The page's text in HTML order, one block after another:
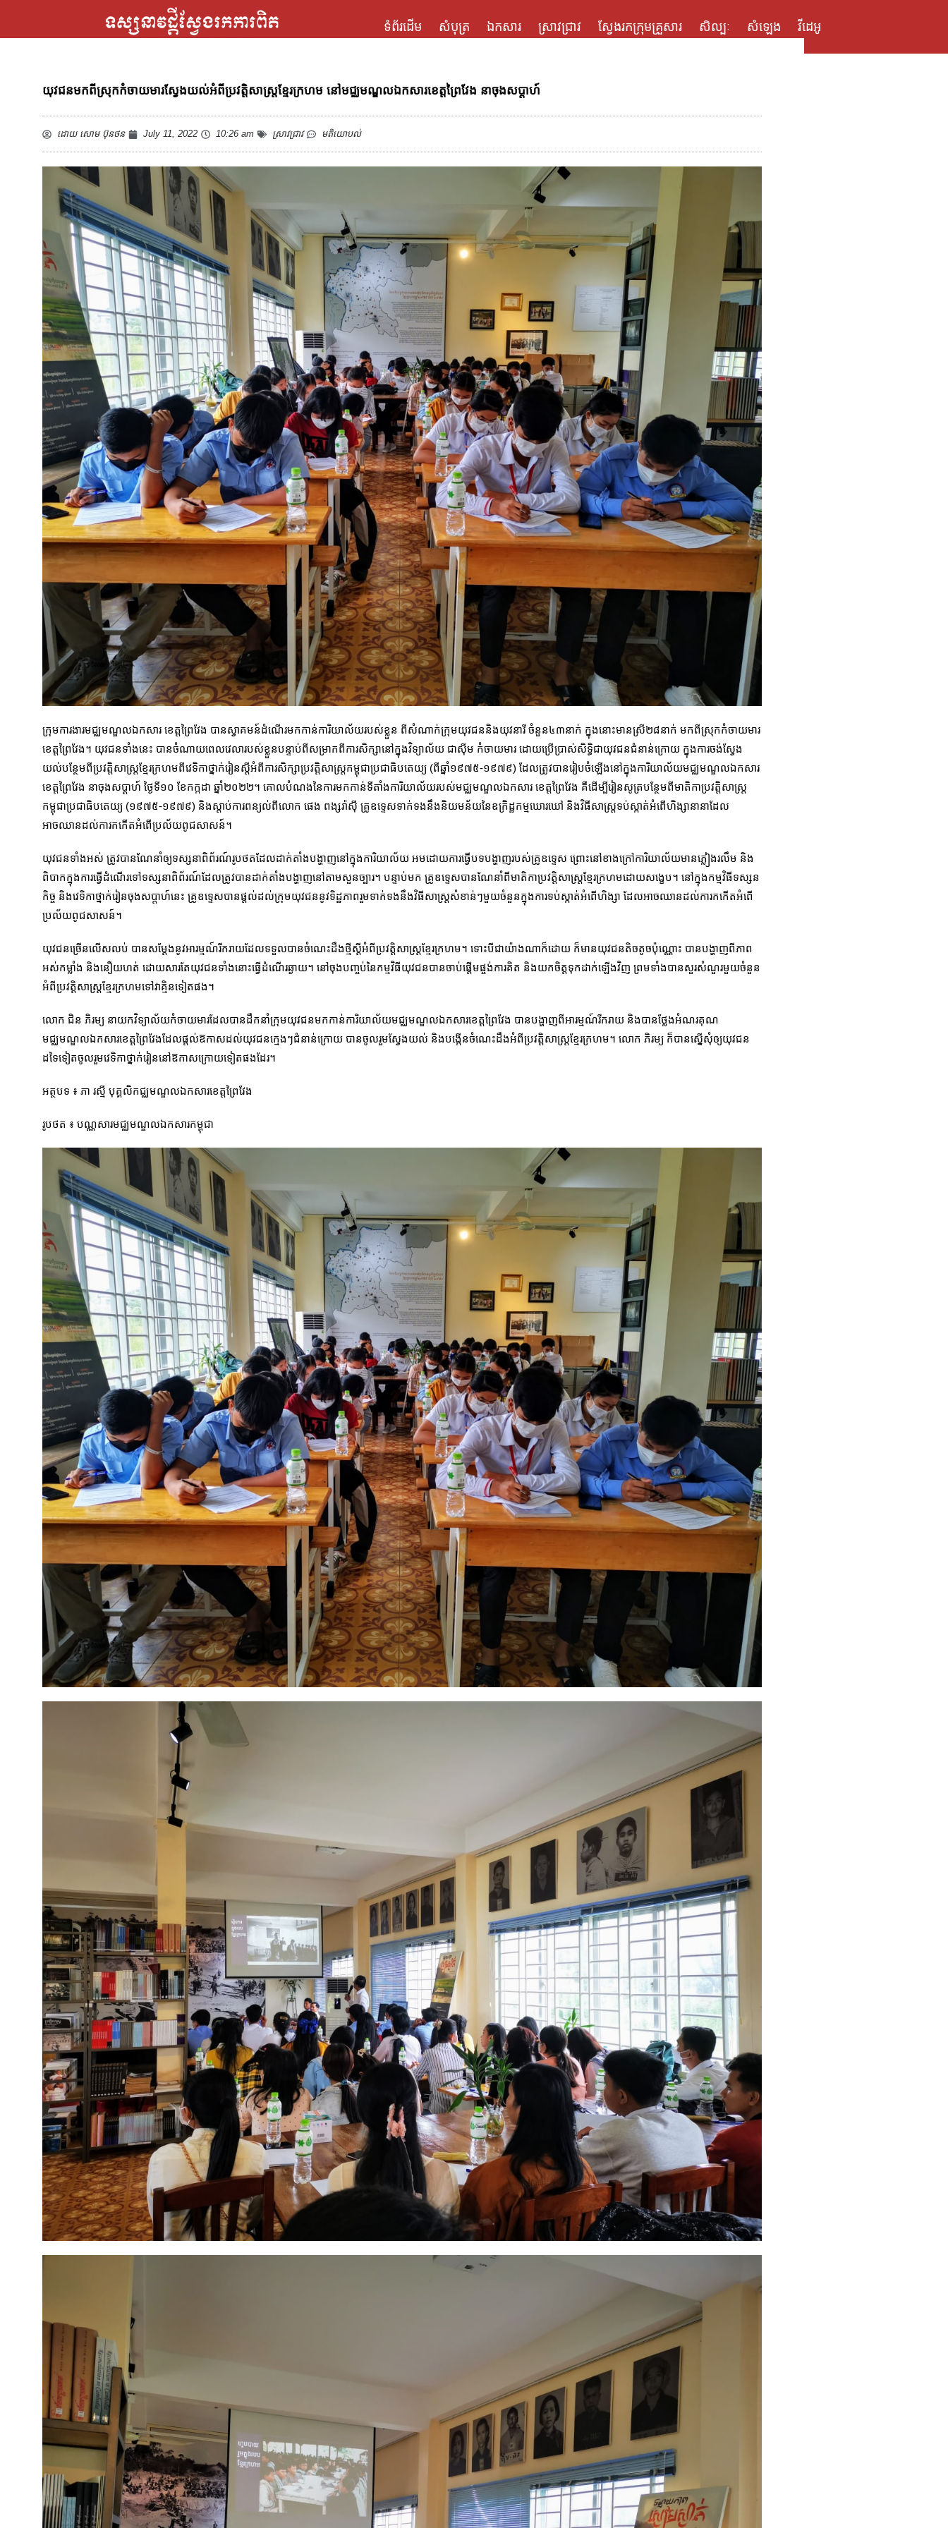
ទំព័រដើម សំបុត្រ ឯកសារ ស្រាវជ្រាវ ស្វែងរកក្រុមគ្រួសារ សិល្បៈ សំឡេង វីដេអូ
យុវជនមកពីស្រុកកំចាយមារស្វែងយល់អំពីប្រវត្តិសាស្ត្រខ្មែរក្រហម នៅមជ្ឈមណ្ឌលឯកសារខេត្តព្រៃវែង នាចុងសប្តាហ៍
ដោយសោម ប៊ុនថន July 11, 2022 10:26 am ស្រាវជ្រាវ មតិយោបល់
ក្រុមការងារមជ្ឈមណ្ឌលឯកសារ ខេត្តព្រៃវែង បានស្វាគមន៍ដំណើរមកកាន់ការិយា​ល័យរបស់ខ្លួន ពីសំណាក់ក្រុមយុវជននិងយុវនារី ចំនួន៤៣នាក់ ក្នុងនោះមានស្រី២៨នាក់ មកពីស្រុកកំចាយមារ
ខេត្តព្រៃវែង។ យុវ​ជនទាំងនេះ បានចំណាយពេលវេលារបស់ខ្លួនបន្ទាប់ពីសម្រាកពីការសិក្សានៅក្នុងវិទ្យាល័យ ជាស៊ីម កំចាយមារ ដោយប្រើប្រាស់សិទ្ធិជាយុវជនជំនាន់ក្រោយ ក្នុងការចង់ស្វែង
យល់បន្ថែមពីប្រវត្តិសាស្ត្រខ្មែរក្រហម​ពីវេទិកាថ្នាក់រៀនស្តីអំពីការសិក្សាប្រវត្តិសាស្ត្រកម្ពុជាប្រជាធិបតេយ្យ (ពីឆ្នាំ១៩៧៥-១៩៧៩) ដែលត្រូវបានរៀបចំឡើង​នៅក្នុងការិយាល័យមជ្ឈ​មណ្ឌល​ឯកសារ
ខេត្តព្រៃវែង នាចុងសប្តាហ៍ ថ្ងៃទី១០ ខែកក្កដា ឆ្នាំ២០២២​។ គោលបំណងនៃការមកកាន់ទីតាំងការិយាល័យរបស់មជ្ឈមណ្ឌលឯកសារ ខេត្តព្រៃវែង គឺដើម្បីរៀនសូត្របន្ថែមពីមាតិកាប្រវត្តិសាស្ត្រ
កម្ពុជាប្រជាធិបតេយ្យ (១៩៧៥-១៩៧៩) និងស្តាប់ការពន្យល់ពីលោក ផេង ពង្ស​រ៉ាស៊ី គ្រូឧទ្ទេសទាក់ទងនឹងនិយមន័យនៃឧក្រិដ្ឋកម្មឃោរឃៅ និងវិធីសាស្ត្រទប់ស្កាត់អំពើហិង្សានានាដែល
យុវជនទាំងអស់ ត្រូវបានណែនាំឲ្យទស្សនាពិព័រណ៍រូបថតដែលដាក់តាំងបង្ហាញនៅក្នុងការិយាល័យ អមដោយការធ្វើបទបង្ហាញរបស់គ្រូឧទ្ទេស ព្រោះនៅខាងក្រៅការិយាល័យមានភ្លៀងរលឹម និង
ពិបាកក្នុងការធ្វើដំណើរទៅទស្សនាពិព័រណ៍ដែលត្រូវបានដាក់តាំងបង្ហាញនៅតាមសួនច្បារ។ បន្ទាប់មក គ្រូឧទ្ទេសបានណែនាំពីមាតិកាប្រវត្តិសាស្ត្រខ្មែរក្រហមដោយសង្ខេប។ នៅក្នុងកម្មវិធីទស្សន
កិច្ច និងវេទិកាថ្នាក់រៀនចុងសប្តា​ហ៍នេះ គ្រូឧទ្ទេសបានផ្តល់ដល់ក្រុមយុវជននូវទិដ្ឋភាពរួមទាក់ទងនឹងវិធីសាស្ត្រសំខាន់ៗមួយចំនួនក្នុងការទប់ស្កាត់អំពើហិង្សា ដែលអាចឈានដល់ការកកើតអំពើ
យុវជនច្រើនលើសលប់ បានសម្តែងនូវអារម្មណ៍រីករាយដែលទទួលបានចំណេះដឹងថ្មីស្តីអំពីប្រវត្តិសាស្ត្រខ្មែរក្រហម។ ទោះបីជាយ៉ាងណាក៏ដោយ ក៏មានយុវជនតិចតូចប៉ុណ្ណោះ បានបង្ហាញពីភាព
អស់កម្លាំង និងនឿយ​ហត់ ដោយសារតែយុវជនទាំងនោះធ្វើដំណើរឆ្ងាយ។ នៅចុងបញ្ចប់នៃកម្មវិធីយុវជនបានចាប់ផ្តើមផ្ចង់ការគិត និងយកចិត្តទុកដាក់ឡើងវិញ ព្រមទាំងបានសួរសំណួរមួយចំនួន
លោក ជិន ភិរម្យ នាយកវិទ្យាល័យកំចាយមារដែលបានដឹកនាំក្រុមយុវជនមកកាន់ការិយា​ល័យមជ្ឈមណ្ឌលឯកសារខេត្តព្រៃវែង បានបង្ហាញពីអារម្មណ៍រីករាយ និងបានថ្លែងអំណរគុណ
មជ្ឈមណ្ឌលឯកសារខេត្តព្រៃ​វែងដែលផ្តល់ឱកាសដល់យុវជនក្មេងៗជំនាន់ក្រោយ បានចូលរួមស្វែងយល់ និងបង្កើនចំណេះដឹងអំពីប្រវត្តិសាស្ត្រខ្មែរក្រហម។ លោក ភិរម្យ ក៏បានស្នើសុំឲ្យយុវជន
រូបថត ៖ បណ្ណសារមជ្ឈមណ្ឌលឯកសារកម្ពុជា